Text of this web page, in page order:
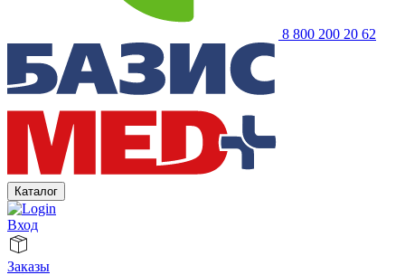
8 800 200 20 62
Каталог
Вход
Заказы